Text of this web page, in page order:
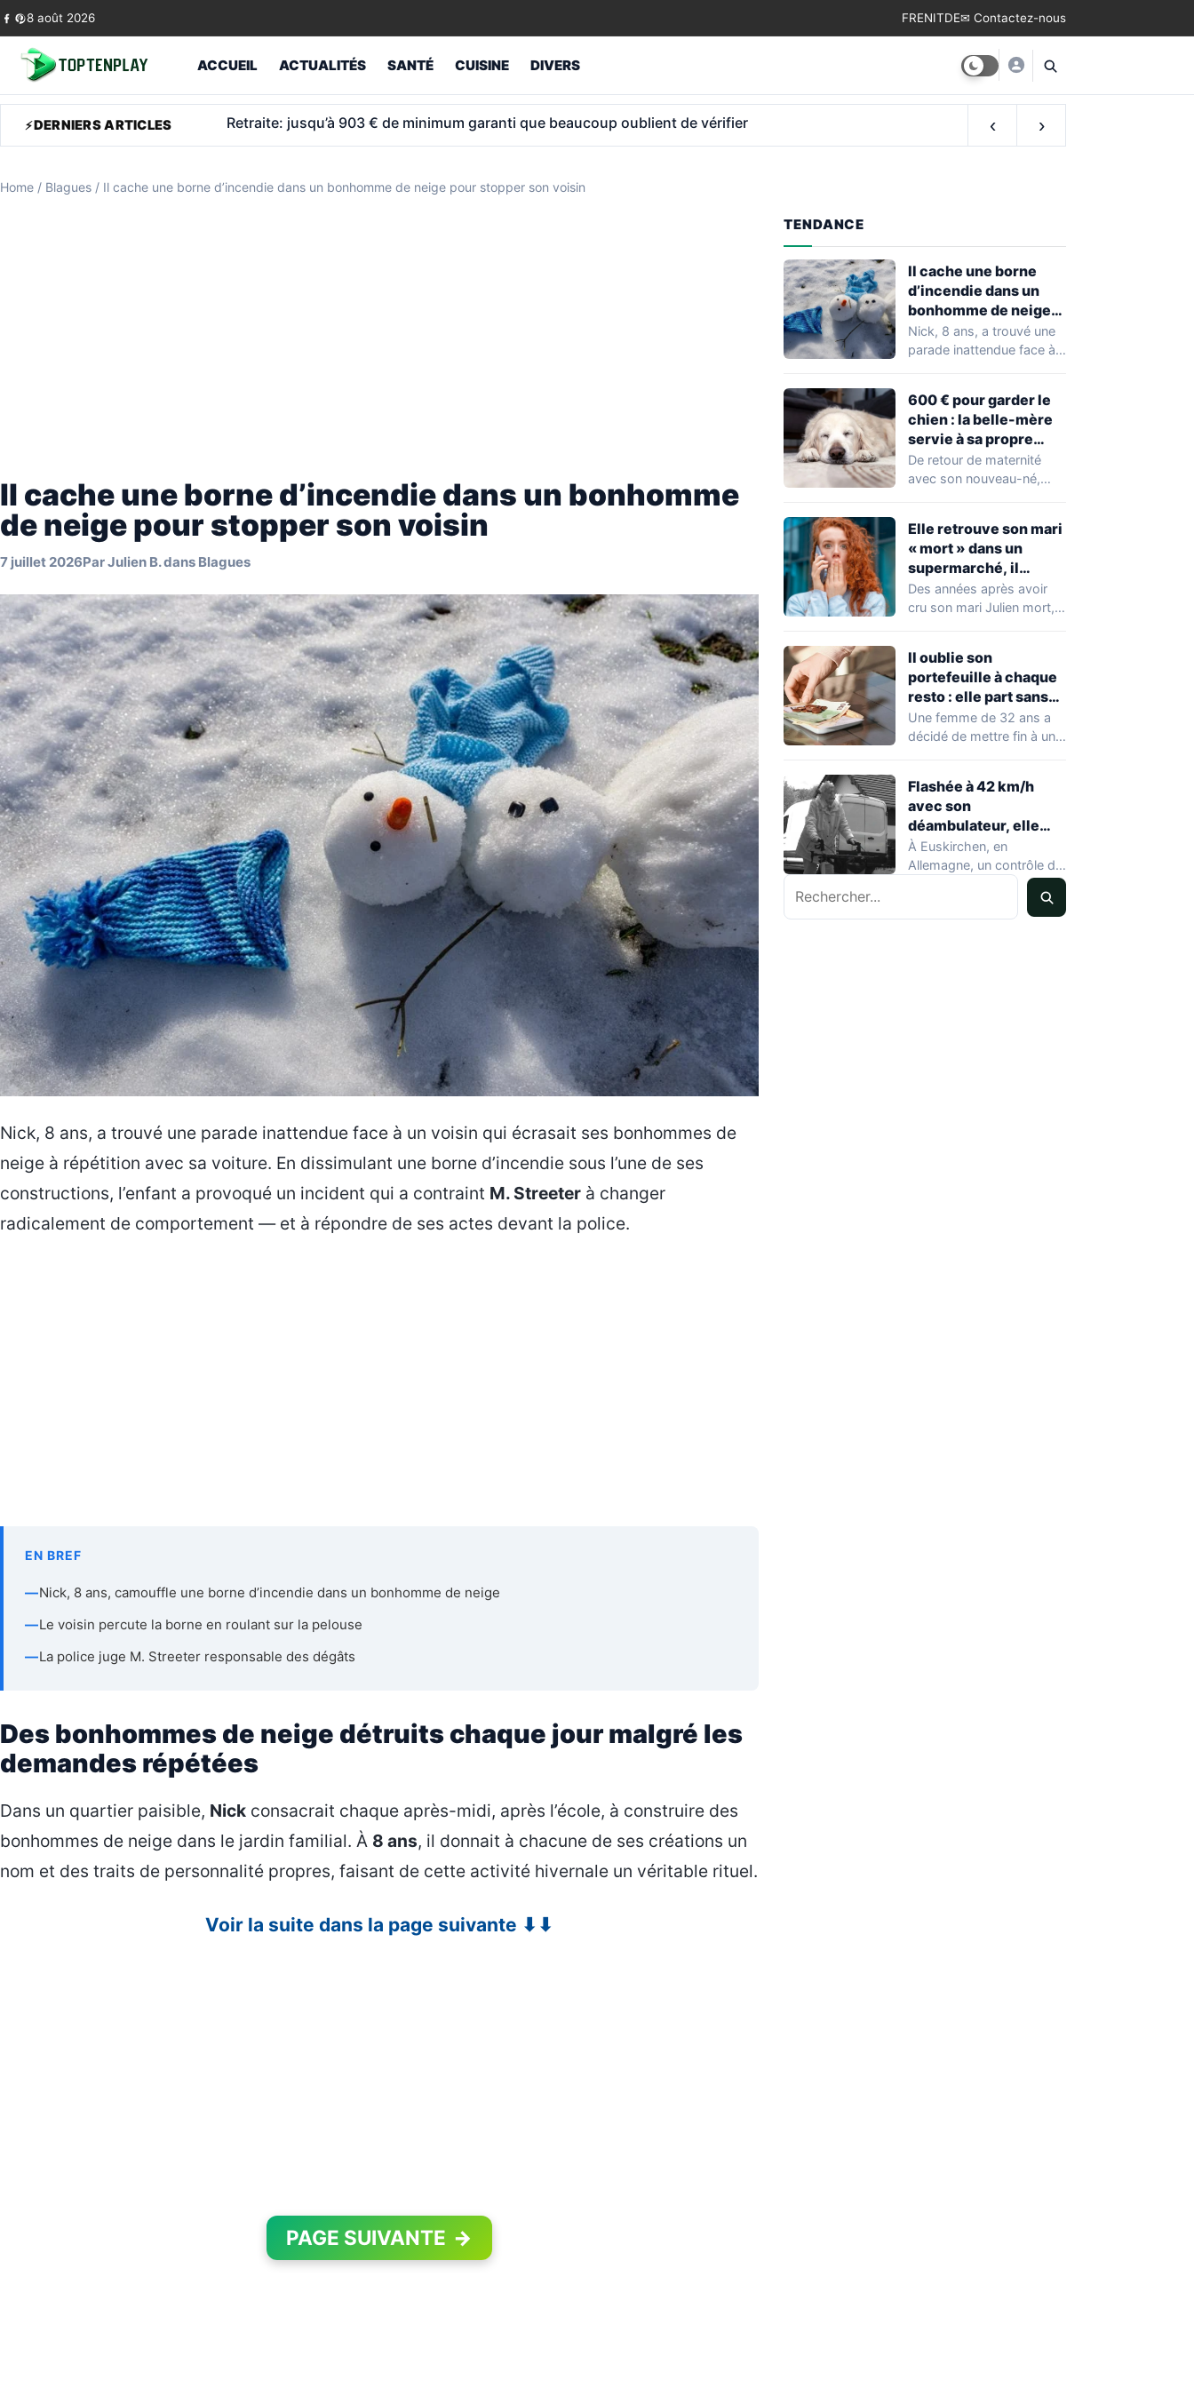
Skip to content
8 août 2026 FRENITDE✉ Contactez-nous
ACCUEIL ACTUALITÉS SANTÉ CUISINE DIVERS
DERNIERS ARTICLES Retraite anticipée: ce que les nouvelles règles changent vraiment selon votre année de naissance ‹ ›
Home / Blagues / Il cache une borne d’incendie dans un bonhomme de neige pour stopper son voisin
Il cache une borne d’incendie dans un bonhomme
de neige pour stopper son voisin
7 juillet 2026ParJulien B.dans Blagues
Nick, 8 ans, a trouvé une parade inattendue face à un voisin qui écrasait ses bonhommes de
neige à répétition avec sa voiture. En dissimulant une borne d’incendie sous l’une de ses
constructions, l’enfant a provoqué un incident qui a contraint M. Streeter à changer
radicalement de comportement — et à répondre de ses actes devant la police.
EN BREF
—Nick, 8 ans, camouffle une borne d’incendie dans un bonhomme de neige
—Le voisin percute la borne en roulant sur la pelouse
—La police juge M. Streeter responsable des dégâts
Des bonhommes de neige détruits chaque jour malgré les
demandes répétées
Dans un quartier paisible, Nick consacrait chaque après-midi, après l’école, à construire des
bonhommes de neige dans le jardin familial. À 8 ans, il donnait à chacune de ses créations un
nom et des traits de personnalité propres, faisant de cette activité hivernale un véritable rituel.
Voir la suite dans la page suivante ⬇⬇
PAGE SUIVANTE →
TENDANCE
Il cache une borne
d’incendie dans un
bonhomme de neige
pour stopper son
voisin
Nick, 8 ans, a trouvé une
parade inattendue face à
600 € pour garder le
chien : la belle-mère
servie à sa propre
sauce
De retour de maternité
avec son nouveau-né,
Elle retrouve son mari
« mort » dans un
supermarché, il
l’emmène dans une
maison vide
Des années après avoir
cru son mari Julien mort,
Il oublie son
portefeuille à chaque
resto : elle part sans
payer
Une femme de 32 ans a
décidé de mettre fin à une
Flashée à 42 km/h
avec son
déambulateur, elle
sauve un chauffard
sans le savoir
À Euskirchen, en
Allemagne, un contrôle de
vitesse mené début mai a